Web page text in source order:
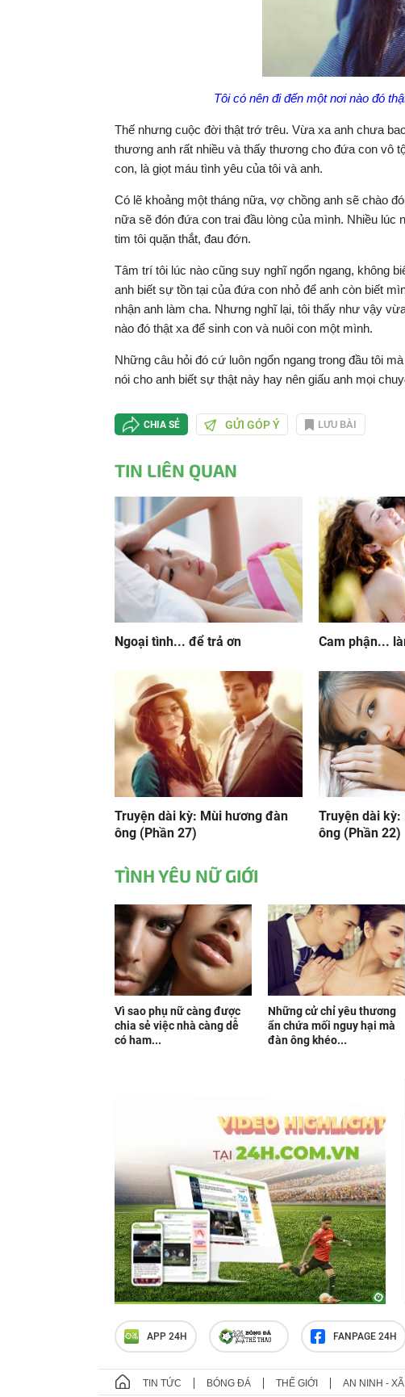
Tôi có nên đi đến một nơi nào đó
Thế nhưng cuộc đời thật trớ trêu. Vừa xa anh chưa
thương anh rất nhiều và thấy thương cho đứa con vô
con, là giọt máu tình yêu của tôi và anh.
Có lẽ khoảng một tháng nữa, vợ chồng anh sẽ chào
nữa sẽ đón đứa con trai đầu lòng của mình. Nhiều lúc
tim tôi quặn thắt, đau đớn.
Tâm trí tôi lúc nào cũng suy nghĩ ngổn ngang, không
anh biết sự tồn tại của đứa con nhỏ để anh còn biết
nhận anh làm cha. Nhưng nghĩ lại, tôi thấy như vậy
nào đó thật xa để sinh con và nuôi con một mình.
Những câu hỏi đó cứ luôn ngổn ngang trong đầu tôi
nói cho anh biết sự thật này hay nên giấu anh mọi
CHIA SẺ GỬI GÓP Ý LƯU BÀI
TIN LIÊN QUAN
Ngoại tình... để trả ơn Cam phận...
Truyện dài kỳ: Mùi hương đàn
ông (Phần 27)
Truyện dài
ông (Phần 22)
TÌNH YÊU NỮ GIỚI
Vì sao phụ nữ càng được
chia sẻ việc nhà càng dễ
có ham...
Những cử chỉ yêu thương
ẩn chứa mối nguy hại mà
đàn ông khéo...
APP 24H FANPAGE 24H
TIN TỨC BÓNG ĐÁ THẾ GIỚI AN NINH -